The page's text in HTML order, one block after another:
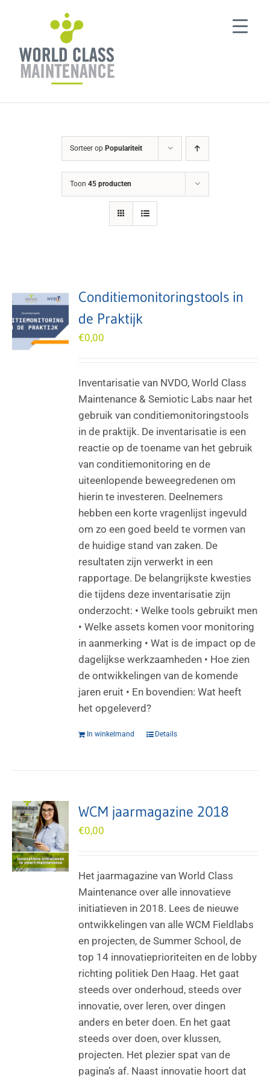
Sorteer op Populariteit
Toon 45 producten
Conditiemonitoringstools in
de Praktijk
€0,00
Inventarisatie van NVDO, World Class
Maintenance & Semiotic Labs naar het
gebruik van conditiemonitoringstools
in de praktijk. De inventarisatie is een
reactie op de toename van het gebruik
van conditiemonitoring en de
uiteenlopende beweegredenen om
hierin te investeren. Deelnemers
hebben een korte vragenlijst ingevuld
om zo een goed beeld te vormen van
de huidige stand van zaken. De
resultaten zijn verwerkt in een
rapportage. De belangrijkste kwesties
die tijdens deze inventarisatie zijn
onderzocht: • Welke tools gebruikt men
• Welke assets komen voor monitoring
in aanmerking • Wat is de impact op de
dagelijkse werkzaamheden • Hoe zien
de ontwikkelingen van de komende
jaren eruit • En bovendien: Wat heeft
het opgeleverd?
In winkelmand Details
WCM jaarmagazine 2018
€0,00
Het jaarmagazine van World Class
Maintenance over alle innovatieve
initiatieven in 2018. Lees de nieuwe
ontwikkelingen van alle WCM Fieldlabs
en projecten, de Summer School, de
top 14 innovatieprioriteiten en de lobby
richting politiek Den Haag. Het gaat
steeds over onderhoud, steeds over
innovatie, over leren, over dingen
anders en beter doen. En het gaat
steeds over doen, over klussen,
projecten. Het plezier spat van de
pagina’s af. Naast innovatie hoort dat